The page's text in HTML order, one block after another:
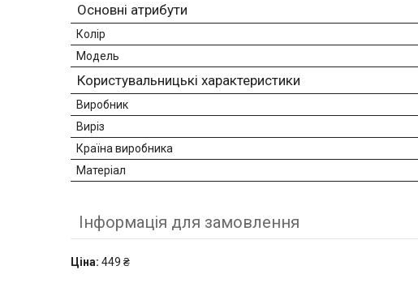
Основні атрибути
Колір
Модель
Користувальницькі характеристики
Виробник
Виріз
Країна виробника
Матеріал
Інформація для замовлення
Ціна: 449 ₴